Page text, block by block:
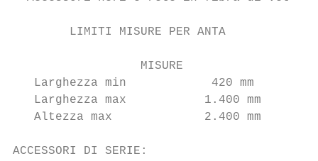
        LIMITI MISURE PER ANTA
                  MISURE
   Larghezza min            420 mm
   Larghezza max           1.400 mm
   Altezza max             2.400 mm
ACCESSORI DI SERIE: